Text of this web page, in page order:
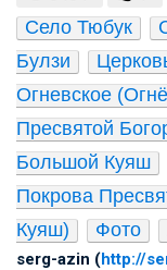
Село Тюбук
Булзи
Огневское
Пресвятой
Большой Куяш
Покрова
Куяш)
Фото
serg-azin (http://